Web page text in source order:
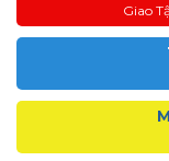
Giao